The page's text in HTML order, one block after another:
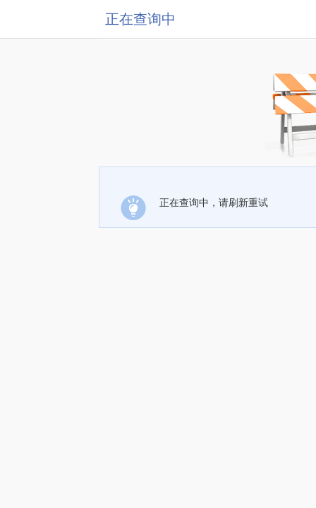
正在查询中
正在查询中，请刷新重试